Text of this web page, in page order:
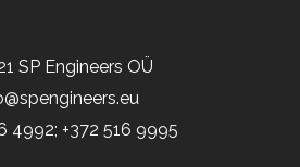
SP Engineers OÜ
4992; +372 516 9995